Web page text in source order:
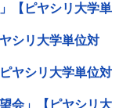
【ピヤシリ大学単
シリ大学単位対
ヤシリ大学単位対
会」【ピヤシリ大